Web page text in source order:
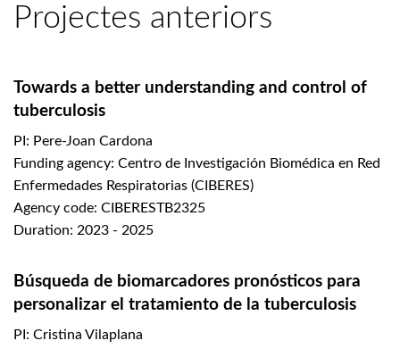
Projectes anteriors
Towards a better understanding and control of
tuberculosis
PI: Pere-Joan Cardona
Funding agency: Centro de Investigación Biomédica en Red
Enfermedades Respiratorias (CIBERES)
Agency code: CIBERESTB2325
Duration: 2023 - 2025
Búsqueda de biomarcadores pronósticos para
personalizar el tratamiento de la tuberculosis
PI: Cristina Vilaplana